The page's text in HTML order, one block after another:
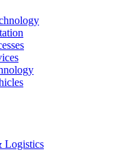
Logistics